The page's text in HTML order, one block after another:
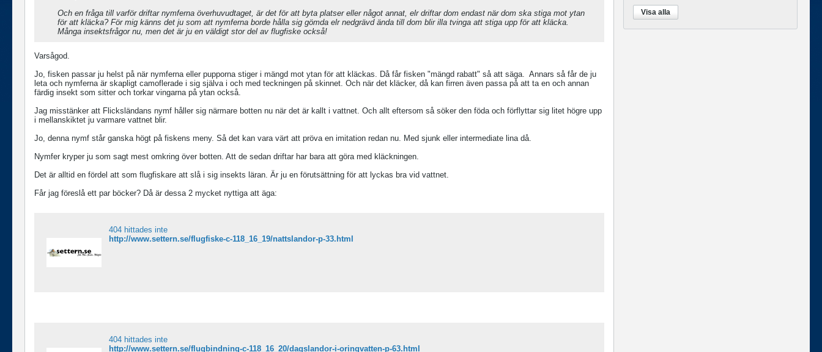
Och en fråga till varför driftar nymferna överhuvudtaget, är det för att byta platser eller något annat, elr driftar dom endast när dom ska stiga mot ytan
för att kläcka? För mig känns det ju som att nymferna borde hålla sig gömda elr nedgrävd ända till dom blir illa tvinga att stiga upp för att kläcka.
Många insektsfrågor nu, men det är ju en väldigt stor del av flugfiske också!
Varsågod.
Jo, fisken passar ju helst på när nymferna eller pupporna stiger i mängd mot ytan för att kläckas. Då får fisken "mängd rabatt" så att säga. Annars så får de ju
leta och nymferna är skapligt camoflerade i sig själva i och med teckningen på skinnet. Och när det kläcker, då kan firren även passa på att ta en och annan
färdig insekt som sitter och torkar vingarna på ytan också.
Jag misstänker att Flicksländans nymf håller sig närmare botten nu när det är kallt i vattnet. Och allt eftersom så söker den föda och förflyttar sig litet högre upp
i mellanskiktet ju varmare vattnet blir.
Jo, denna nymf står ganska högt på fiskens meny. Så det kan vara värt att pröva en imitation redan nu. Med sjunk eller intermediate lina då.
Nymfer kryper ju som sagt mest omkring över botten. Att de sedan driftar har bara att göra med kläckningen.
Det är alltid en fördel att som flugfiskare att slå i sig insekts läran. Är ju en förutsättning för att lyckas bra vid vattnet.
Får jag föreslå ett par böcker? Då är dessa 2 mycket nyttiga att äga:
404 hittades inte
http://www.settern.se/flugfiske-c-118_16_19/nattslandor-p-33.html
404 hittades inte
http://www.settern.se/flugbindning-c-118_16_20/dagslandor-i-oringvatten-p-63.html
Visa alla